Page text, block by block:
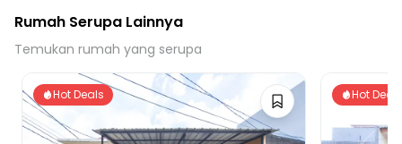
Rumah Serupa Lainnya
Temukan rumah yang serupa
Hot Deals Hot Deals